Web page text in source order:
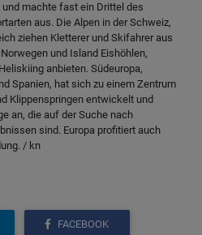
und machte fast ein Drittel des
aus. Die Alpen in der Schweiz,
ziehen Kletterer und Skifahrer aus
und Island Eishöhlen,
anbieten. Südeuropa,
Spanien, hat sich zu einem Zentrum
Klippenspringen entwickelt und
an, die auf der Suche nach
sind. Europa profitiert auch
/ kn
FACEBOOK